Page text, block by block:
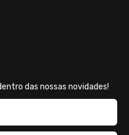
das nossas novidades!